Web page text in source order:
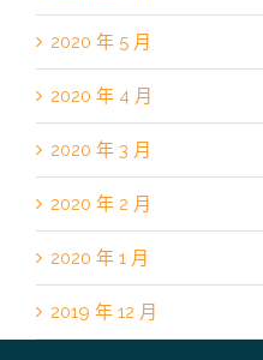
2020 年 5 月
2020 年 4 月
2020 年 3 月
2020 年 2 月
2020 年 1 月
2019 年 12 月